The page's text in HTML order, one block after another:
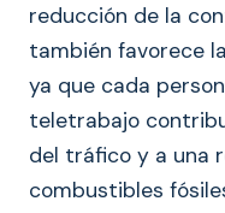
reducción de la
también favorece
ya que cada
teletrabajo
del tráfico y a una
combustibles